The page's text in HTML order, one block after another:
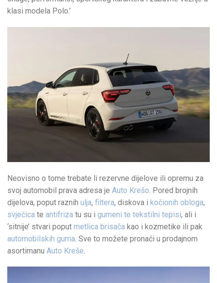
klasi modela Polo.’
Neovisno o tome trebate li rezervne dijelove ili opremu za
svoj automobil prava adresa je Auto Krešo . Pored brojnih
dijelova, poput raznih ulja, filtera, diskova i kočionih obloga,
svjećica te antifriza tu su i gumeni te tekstilni tepisi, ali i
‘sitnije’ stvari poput metlica brisača kao i kozmetike ili pak
automobilskih guma . Sve to možete pronaći u prodajnom
asortimanu Auto Kreše